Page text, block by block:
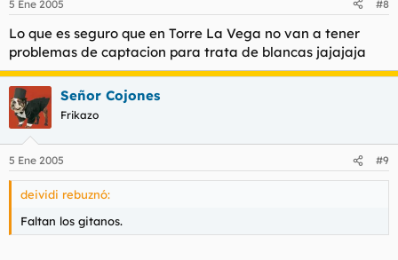
5 Ene 2005 #8
Lo que es seguro que en Torre La Vega no van a tener
problemas de captacion para trata de blancas jajajaja
Señor Cojones
Frikazo
5 Ene 2005 #9
deividi rebuznó:
Faltan los gitanos.